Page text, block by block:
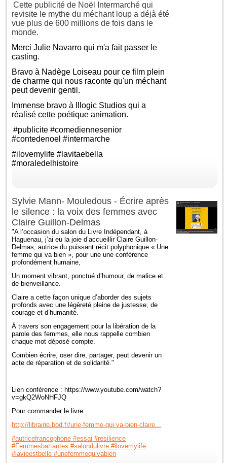
Cette publicité de Noël Intermarché qui
revisite le mythe du méchant loup a déjà été
vue plus de 600 millions de fois dans le
monde.
MerciJulie Navarro qui m'a fait passer le
casting.
Bravo à Nadège Loiseau pour ce film plein
de charme qui nous raconte qu'un méchant
peut devenir gentil.
Immense bravo à Illogic Studios qui a
réalisé cette poétique animation.
#publicite #comediennesenior
#contedenoel #intermarche
#ilovemylife #lavitaebella
#moraledelhistoire
Sylvie Mann- Mouledous - Écrire après
le silence : la voix des femmes avec
Claire Guillon-Delmas
"A l’occasion du salon du Livre Indépendant, à
Haguenau, j’ai eu la joie d’accueillir Claire Guillon-
Delmas, autrice du puissant récit polyphonique « Une
femme qui va bien », pour une une conférence
profondément humaine,
Un moment vibrant, ponctué d’humour, de malice et
de bienveillance.
Claire a cette façon unique d’aborder des sujets
profonds avec une légèreté pleine de justesse, de
courage et d’humanité.
À travers son engagement pour la libération de la
parole des femmes, elle nous rappelle combien
chaque mot déposé compte.
Combien écrire, oser dire, partager, peut devenir un
acte de réparation et de solidarité."
Lien conférence : https://www.youtube.com/watch?
v=gkQ2WoNHFJQ
Pour commander le livre:
http://librairie.bod.fr/une-femme-qui-va-bien-claire...
#autricefrancophone #essai #resilience
#Femmesbattantes #salondulivre #ilovemylife
#lavieestbelle #unefemmequivabien